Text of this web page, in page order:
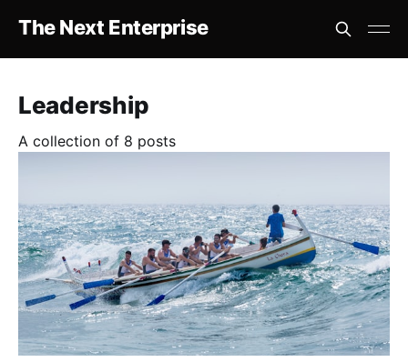
The Next Enterprise
Leadership
A collection of 8 posts